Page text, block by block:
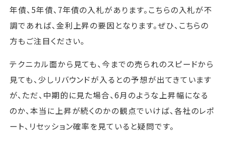
年債、5年債、7年債の入札があります。こちらの入札が不
調であれば、金利上昇の要因となります。ぜひ、こちらの
方もご注目ください。
テクニカル面から見ても、今までの売られのスピードから
見ても、少しリバウンドが入るとの予想が出てきています
が、ただ、中期的に見た場合、6月のような上昇幅になる
のか、本当に上昇が続くのかの観点でいけば、各社のレポ
ート、リセッション確率を見ていると疑問です。